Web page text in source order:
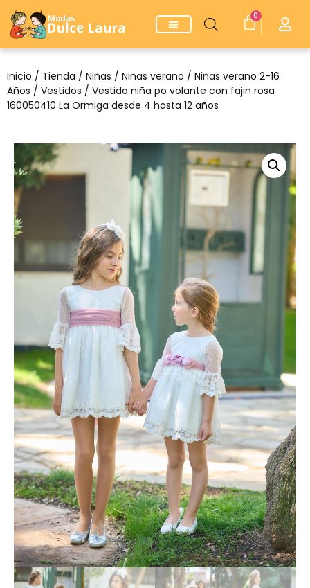
0
Inicio / Tienda / Niñas / Niñas verano / Niñas verano 2-16
Años / Vestidos / Vestido niña po volante con fajin rosa
160050410 La Ormiga desde 4 hasta 12 años